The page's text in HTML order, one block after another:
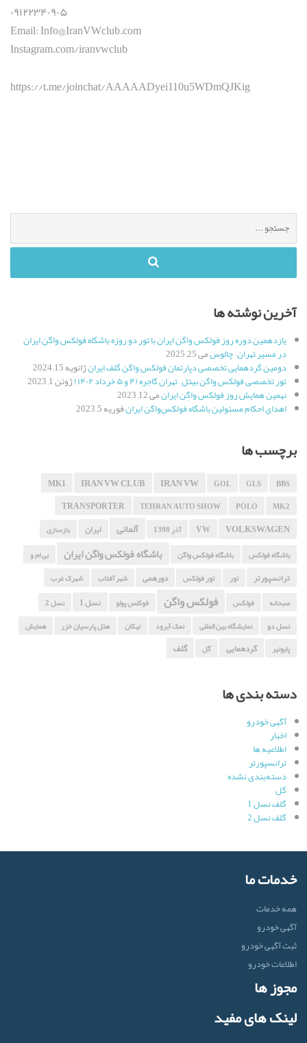
۰۹۱۲۲۳۴۰۹۰۵
Email: Info@IranVWclub.com
Instagram.com/iranvwclub
https://t.me/joinchat/AAAAADyei110u5WDmQJKig
جستجو
برای
:
آخرین نوشته ها
یازدهمین دوره روز فولکس واگن ایران با تور دو روزه باشگاه فولکس واگن ایران
در مسیر تهران – چالوسمی 25, 2025
دومین گردهمایی تخصصی دپارتمان فولکس واگن گلف ایرانژانویه 15, 2024
تور تخصصی فولکس واگن بیتل – تهران گاجره (۴ و ۵ خرداد ۱۴۰۲) ژوئن 1, 2023
نهمین همایش روز فولکس واگِن ایرانمی 12, 2023
اهدای احکام مسئولین باشگاه فولکس‌واگن ایرانفوریه 5, 2023
برچسب ها
BBS
GLS
GOL
IRAN VW
IRAN VW CLUB
MK1
MK2
POLO
TEHRAN AUTO SHOW
TRANSPORTER
VOLKSWAGEN
VW آذر 1398 آلمانی ایران
بازسازی
باشگاه فولکس
باشگاه فولکس واگن باشگاه فولکس واگن ایران بی ام و
ترانسپورتر تور تور فولکس دورهمی شهر آفتاب
شهرک غرب
صبحانه
فولکس فولکس واگن فوکلس پولو نسل 1
نسل 2
نسل دو
نمایشگاه بین المللی نمک آبرود نیکان هتل پارسیان خزر
همایش
پایونیر
گردهمایی گل گلف
دسته بندی ها
آگهی خودرو
اخبار
اطلاعیه ها
ترانسپورتر
دسته‌بندی نشده
گل
گلف نسل 1
گلف نسل 2
خدمات ما
همه خدمات
آگهی خودرو
ثبت آگهی خودرو
اطلاعات خودرو
مجوز ها
لینک های مفید